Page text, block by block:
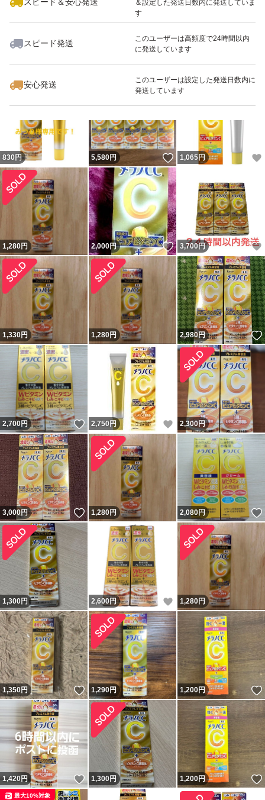
スピード＆安心発送
＆設定した発送日数内に発送していま
す
スピード発送
このユーザーは高頻度で24時間以内
に発送しています
安心発送
このユーザーは設定した発送日数内に
発送しています
830 円 5,580円 いいね！
1,065円
1,280円 2,000円 いいね！
3,700円
1,330円 1,280円 2,980円
2,700円 いいね！
2,750 円 いいね！
2,300円
3,000円 いいね！
1,280円 2,080円
1,300円 2,600円 いいね！
1,280円
1,350円 いいね！
1,290円 1,200円
1,420円 いいね！
1,300円 1,200円
最大10%対象